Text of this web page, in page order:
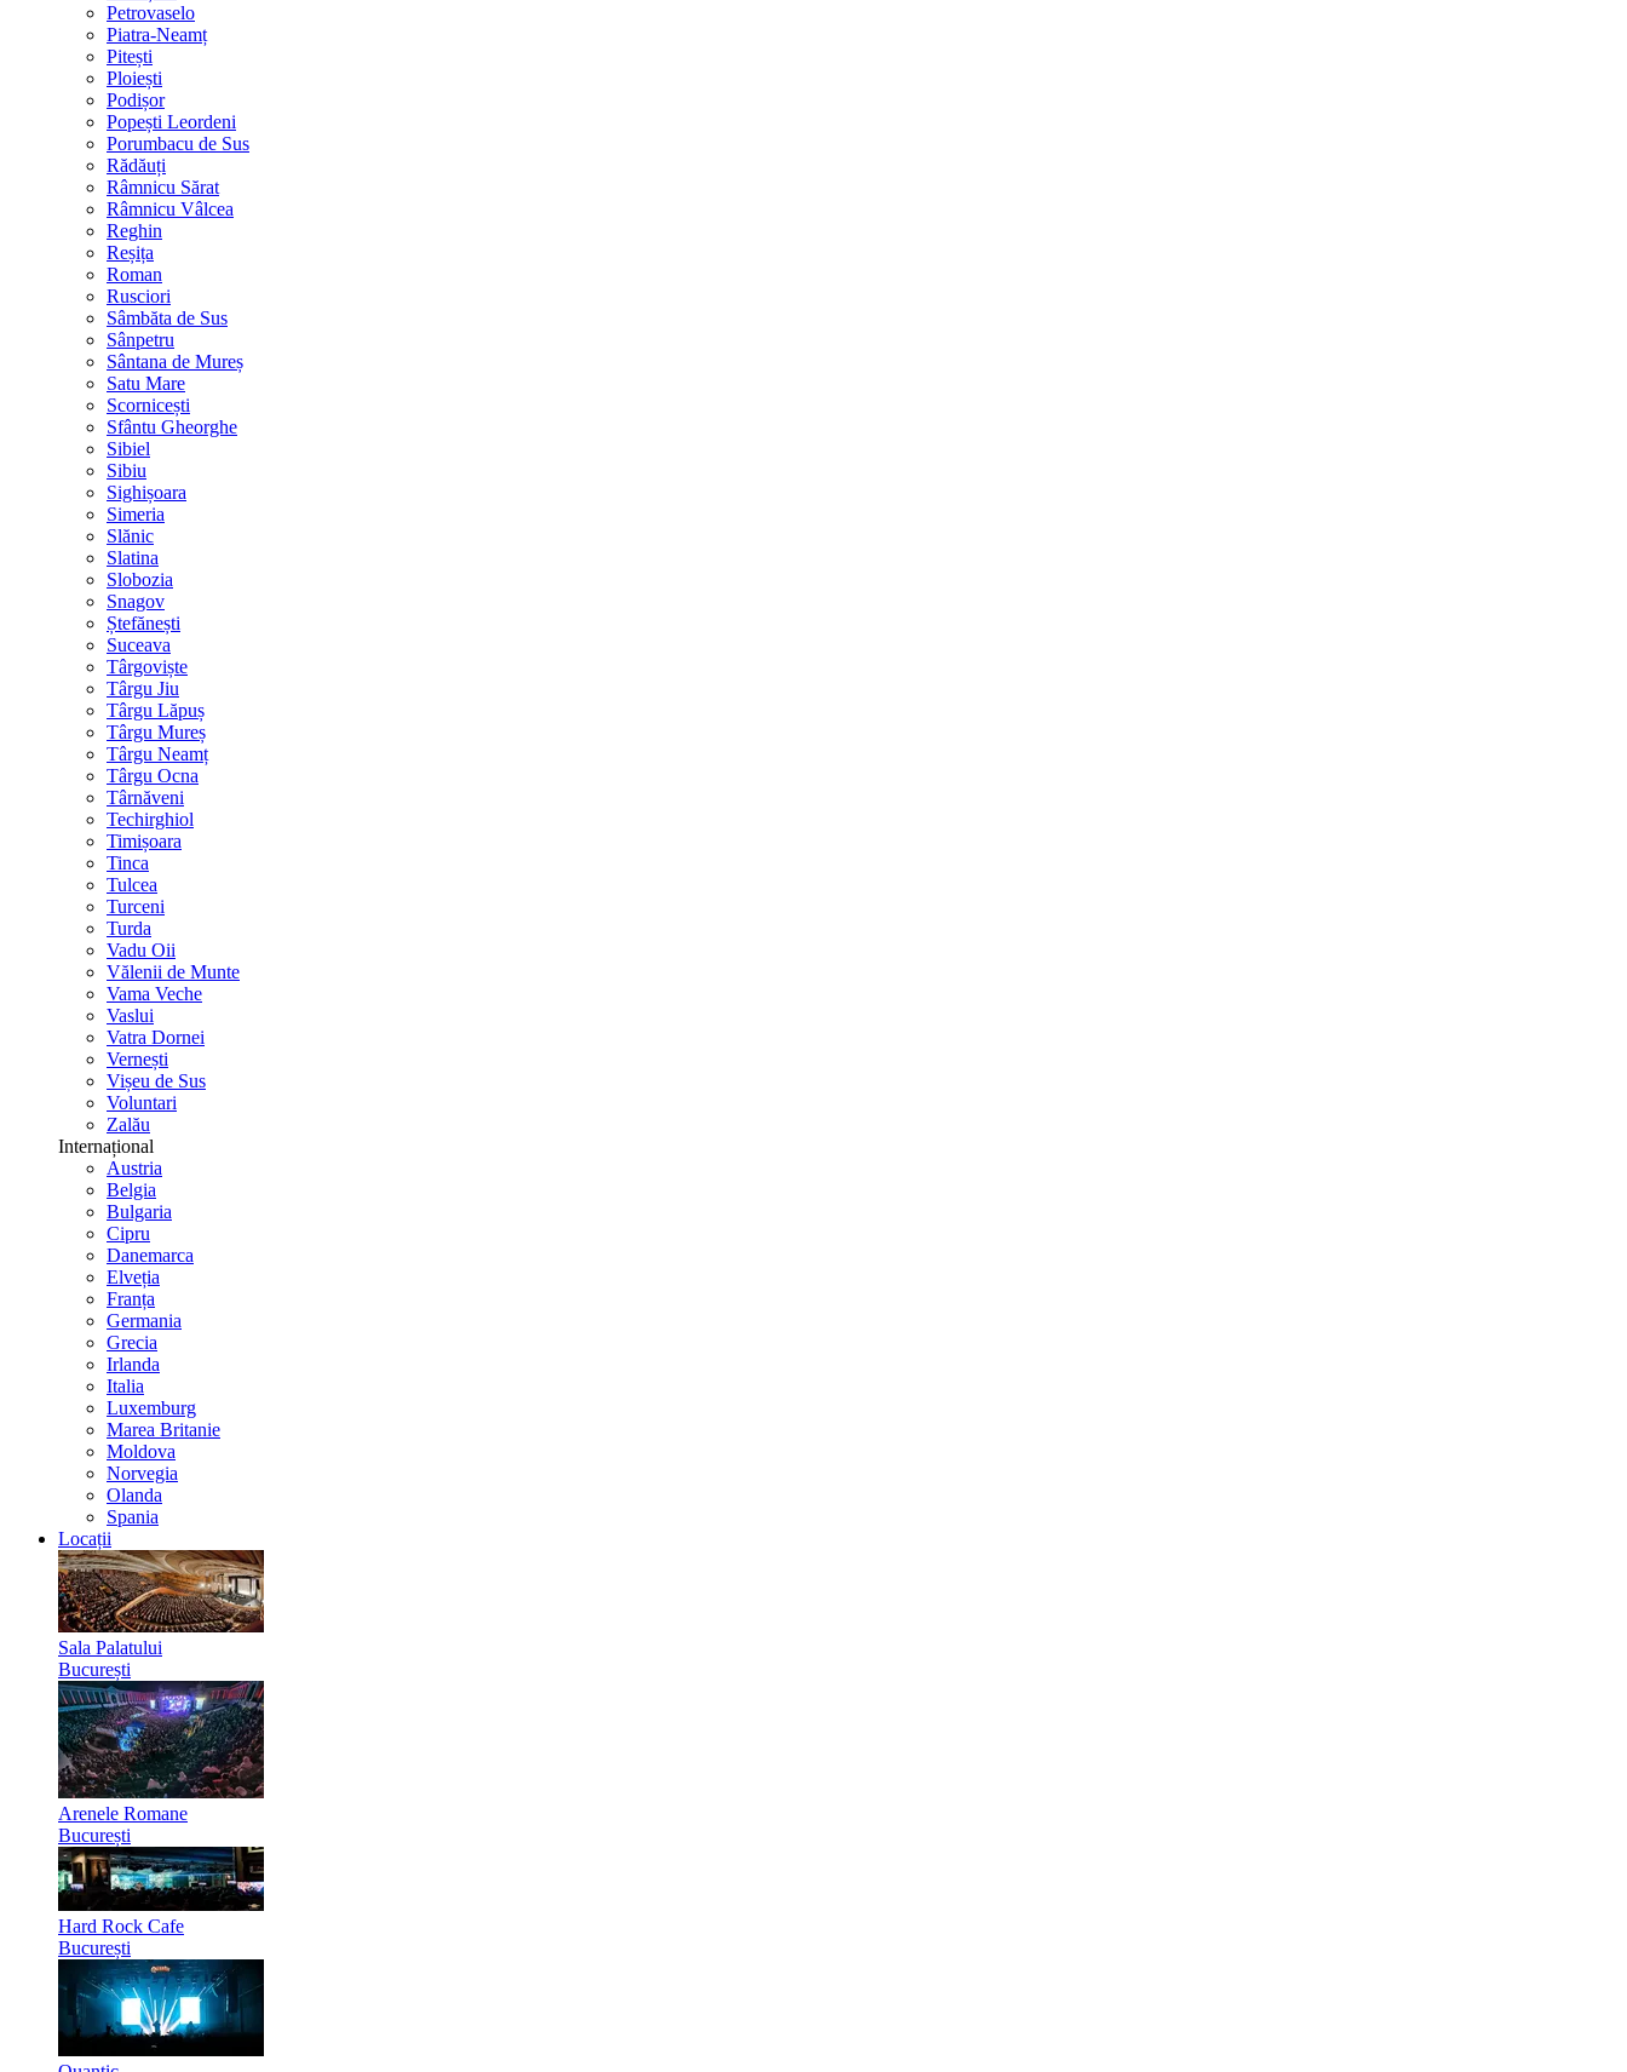
Petrovaselo
Piatra-Neamț
Pitești
Ploiești
Podișor
Popești Leordeni
Porumbacu de Sus
Rădăuți
Râmnicu Sărat
Râmnicu Vâlcea
Reghin
Reșița
Roman
Rusciori
Sâmbăta de Sus
Sânpetru
Sântana de Mureș
Satu Mare
Scornicești
Sfântu Gheorghe
Sibiel
Sibiu
Sighișoara
Simeria
Slănic
Slatina
Slobozia
Snagov
Ștefănești
Suceava
Târgoviște
Târgu Jiu
Târgu Lăpuș
Târgu Mureș
Târgu Neamț
Târgu Ocna
Târnăveni
Techirghiol
Timișoara
Tinca
Tulcea
Turceni
Turda
Vadu Oii
Vălenii de Munte
Vama Veche
Vaslui
Vatra Dornei
Vernești
Vișeu de Sus
Voluntari
Zalău
Internațional
Austria
Belgia
Bulgaria
Cipru
Danemarca
Elveția
Franța
Germania
Grecia
Irlanda
Italia
Luxemburg
Marea Britanie
Moldova
Norvegia
Olanda
Spania
Locații
Sala Palatului
București
Arenele Romane
București
Hard Rock Cafe
București